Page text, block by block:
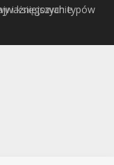
i księgowanietypów